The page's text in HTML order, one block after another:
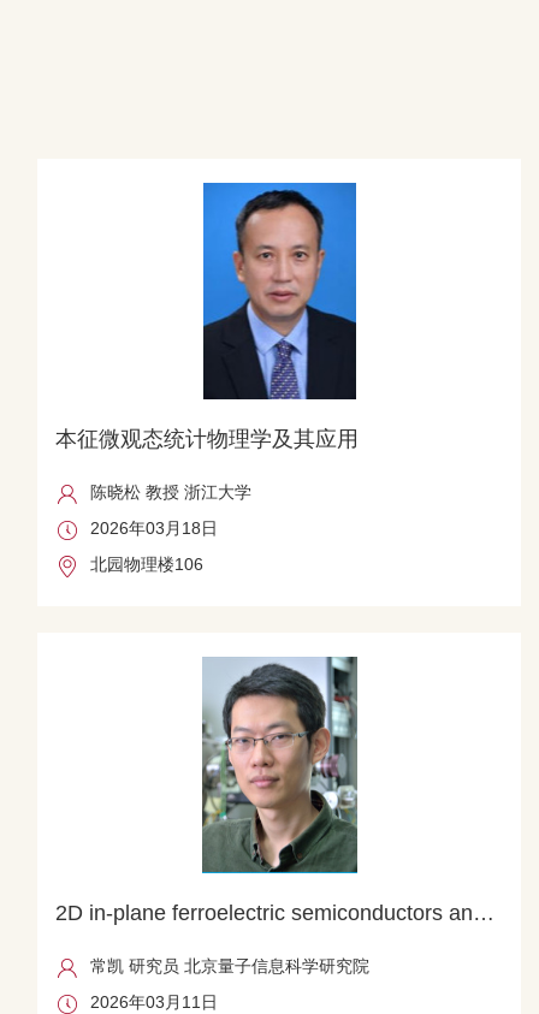
本征微观态统计物理学及其应用
陈晓松 教授 浙江大学
2026年03月18日
北园物理楼106
2D in-plane ferroelectric semiconductors and ultra-narrow lateral h...
常凯 研究员 北京量子信息科学研究院
2026年03月11日